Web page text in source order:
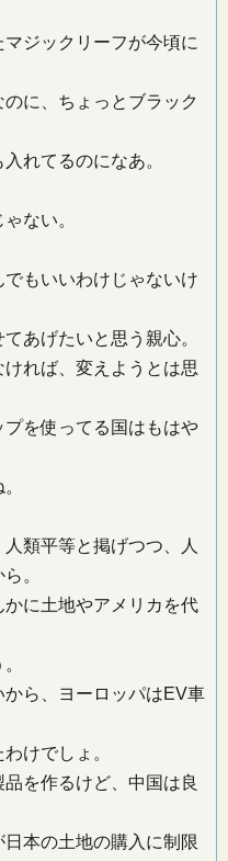
ジックリーフが今頃に
に、ちょっとブラック
れてるのになあ。
ない。
もいいわけじゃないけ
あげたいと思う親心。
れば、変えようとは思
を使ってる国はもはや
類平等と掲げつつ、人
。
に土地やアメリカを代
から、ヨーロッパはEV車
けでしょ。
を作るけど、中国は良
本の土地の購入に制限